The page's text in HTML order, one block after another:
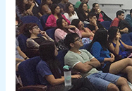
realiza
jornada
de
revisión
del